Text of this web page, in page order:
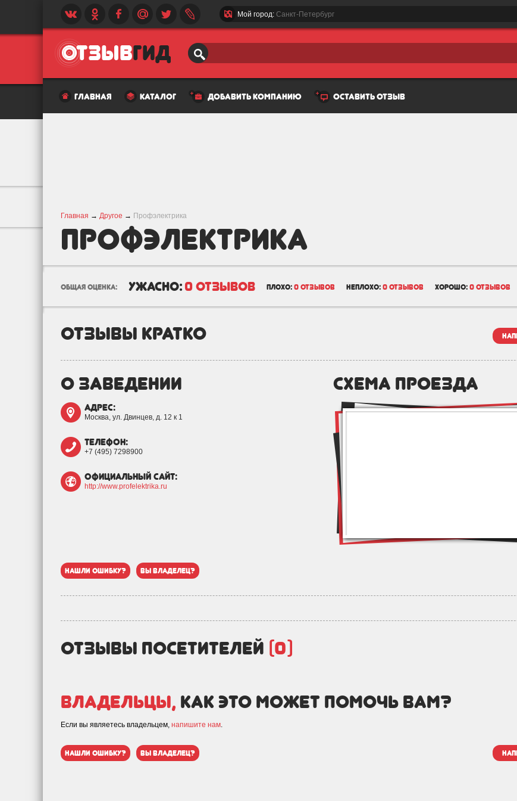
Мой город: Санкт-Петербург
главная каталог добавить компанию оставить отзыв
Главная → Другое → Профэлектрика
Профэлектрика
общая оценка: ужасно: 0 отзывов плохо: 0 отзывов неплохо: 0 отзывов хорошо: 0 отзывов
отзывы кратко
о заведении
адрес:
Москва, ул. Двинцев, д. 12 к 1
телефон:
+7 (495) 7298900
официальный сайт:
http://www.profelektrika.ru
схема проезда
нашли ошибку? вы владелец?
отзывы посетителей (0)
Владельцы, как это может помочь вам?
Если вы являетесь владельцем, напишите нам.
нашли ошибку? вы владелец?